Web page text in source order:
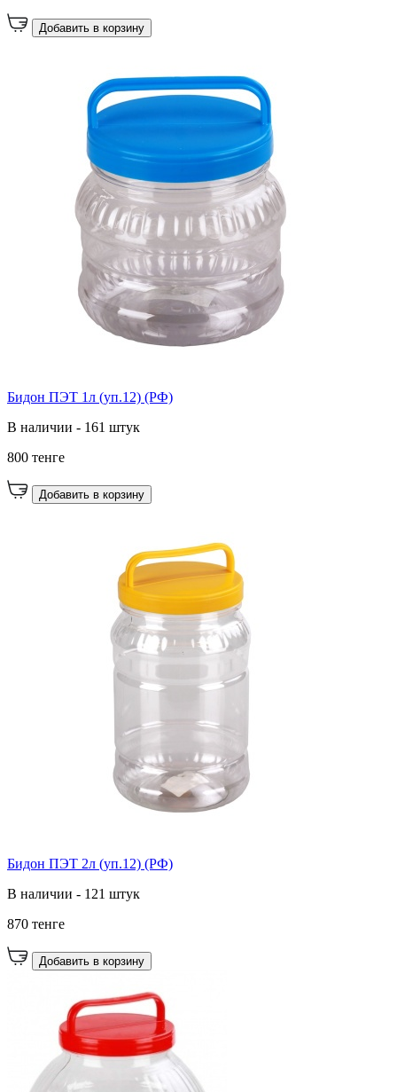
Добавить в корзину
Бидон ПЭТ 1л (уп.12) (РФ)
В наличии - 161 штук
800 тенге
Добавить в корзину
Бидон ПЭТ 2л (уп.12) (РФ)
В наличии - 121 штук
870 тенге
Добавить в корзину